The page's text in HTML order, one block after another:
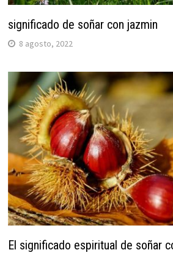
significado de soñar con jazmin
8 agosto, 2022
El significado espiritual de soñar